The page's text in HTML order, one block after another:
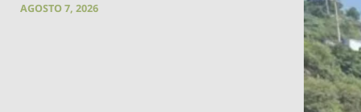
AGOSTO 7, 2026